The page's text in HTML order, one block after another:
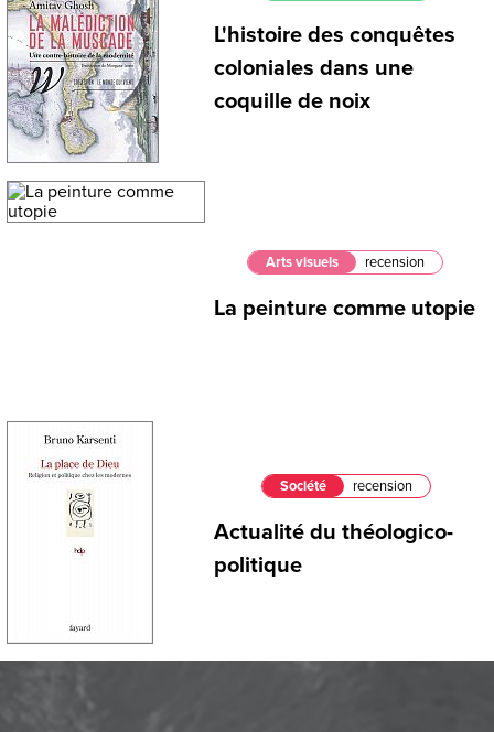
L'histoire des conquêtes
coloniales dans une
coquille de noix
Arts visuels recension
La peinture comme utopie
Société recension
Actualité du théologico-
politique